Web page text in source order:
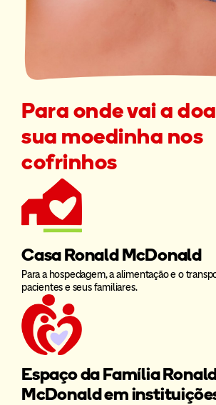
Para onde vai a
sua moedinha nos
cofrinhos
Casa Ronald McDonald
Para a hospedagem, a alimentação e o
pacientes e seus familiares.
Espaço da Família
McDonald em